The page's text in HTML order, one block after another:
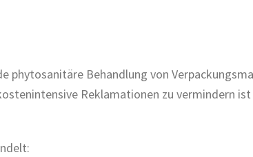
phytosanitäre Behandlung von
Reklamationen zu vermindern